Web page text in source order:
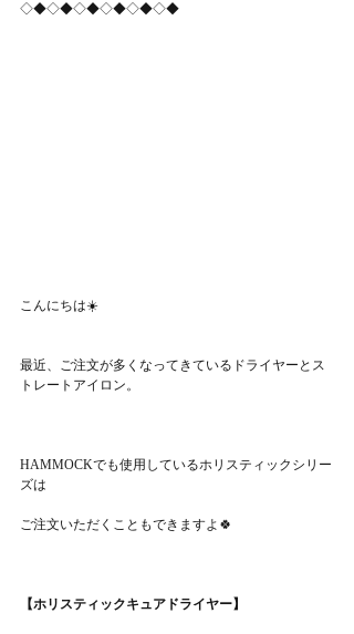
◇◆◇◆◇◆◇◆◇◆◇◆
こんにちは☀️
最近、ご注文が多くなってきているドライヤーとス
トレートアイロン。
HAMMOCKでも使用しているホリスティックシリー
ズは
ご注文いただくこともできますよ🍀
【ホリスティックキュアドライヤー】